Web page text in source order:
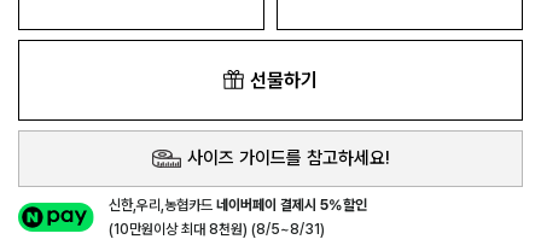
선물하기
사이즈 가이드를 참고하세요!
신한,우리,농협카드네이버페이 결제시 5%할인
(10만원이상 최대 8천원) (8/5~8/31)